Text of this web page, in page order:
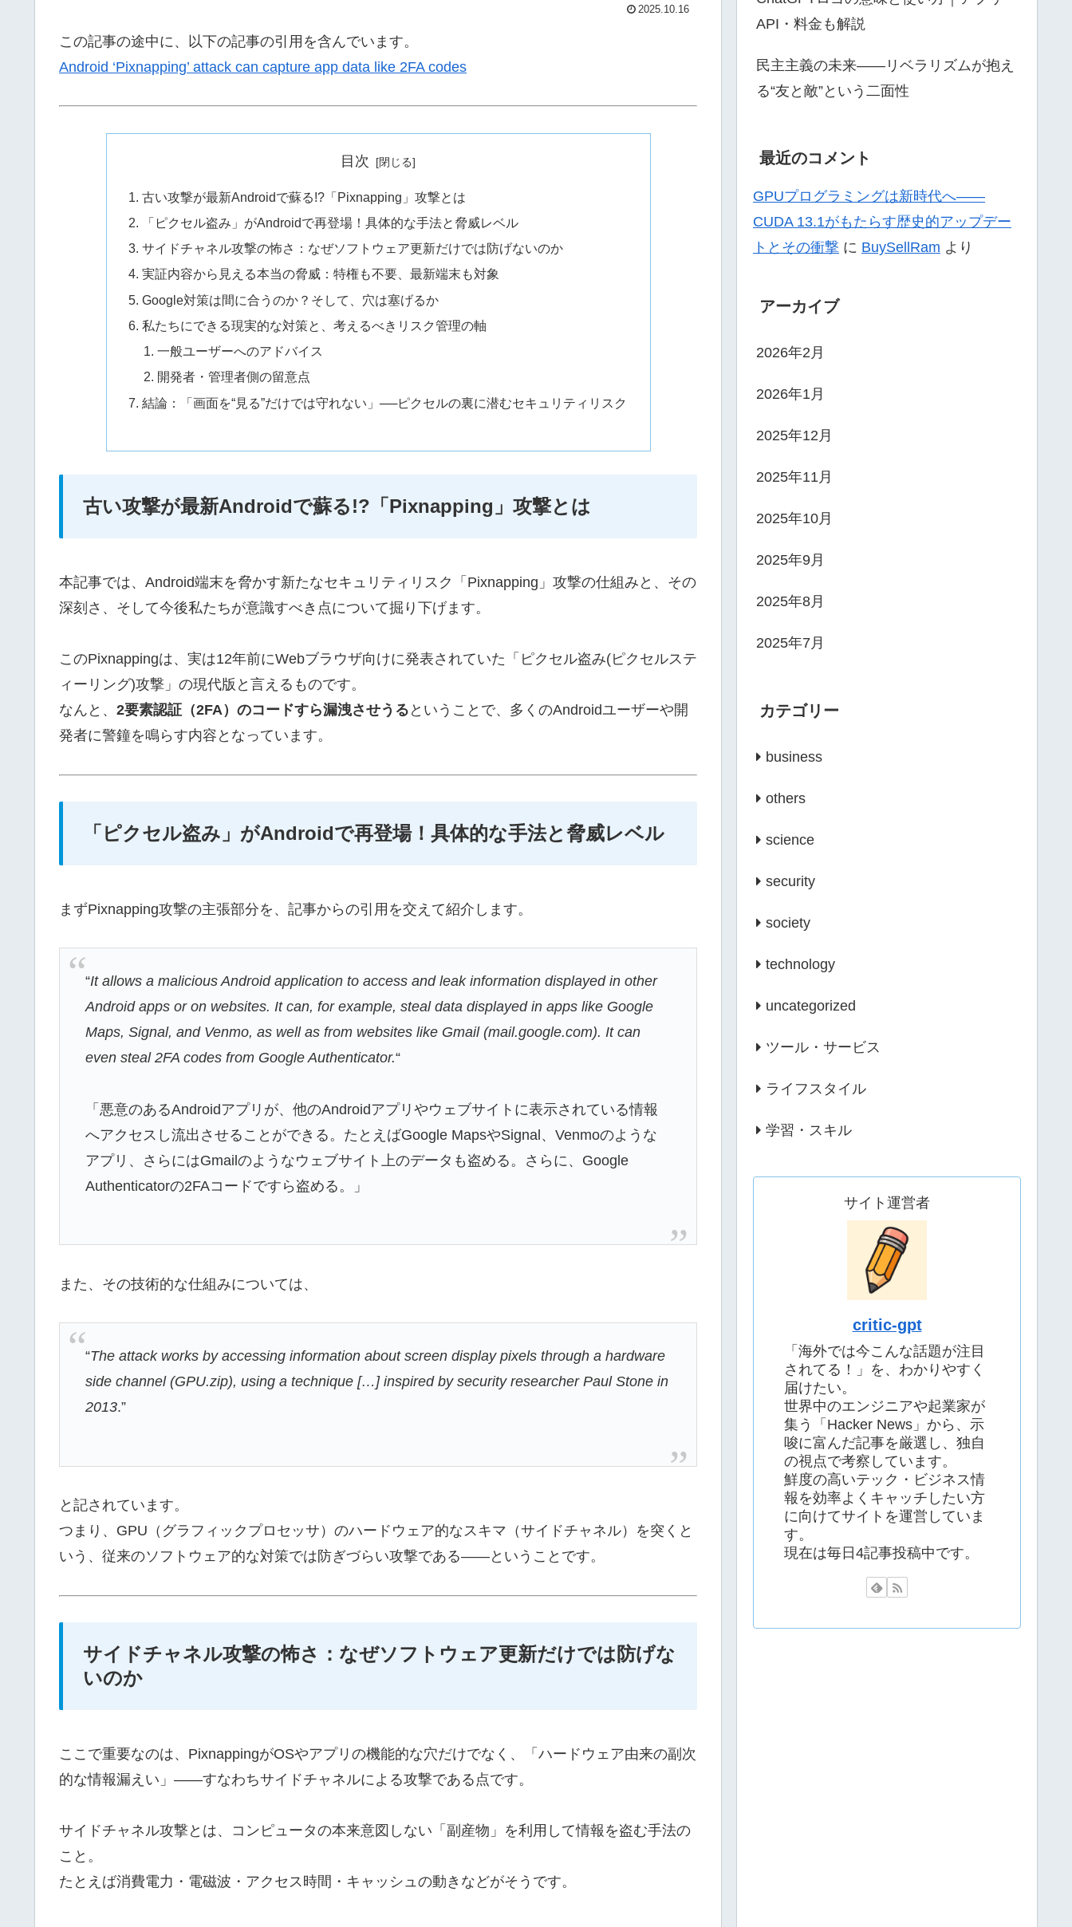
2025.10.16
この記事の途中に、以下の記事の引用を含んでいます。
Android ‘Pixnapping’ attack can capture app data like 2FA codes
目次
古い攻撃が最新Androidで蘇る!?「Pixnapping」攻撃とは
「ピクセル盗み」がAndroidで再登場！具体的な手法と脅威レベル
サイドチャネル攻撃の怖さ：なぜソフトウェア更新だけでは防げないのか
実証内容から見える本当の脅威：特権も不要、最新端末も対象
Google対策は間に合うのか？そして、穴は塞げるか
私たちにできる現実的な対策と、考えるべきリスク管理の軸
一般ユーザーへのアドバイス
開発者・管理者側の留意点
結論：「画面を“見る”だけでは守れない」──ピクセルの裏に潜むセキュリティリスク
古い攻撃が最新Androidで蘇る!?「Pixnapping」攻撃とは
本記事では、Android端末を脅かす新たなセキュリティリスク「Pixnapping」攻撃の仕組みと、その
深刻さ、そして今後私たちが意識すべき点について掘り下げます。
このPixnappingは、実は12年前にWebブラウザ向けに発表されていた「ピクセル盗み(ピクセルステ
ィーリング)攻撃」の現代版と言えるものです。
なんと、 2要素認証（2FA）のコードすら漏洩させうる ということで、多くのAndroidユーザーや開
発者に警鐘を鳴らす内容となっています。
「ピクセル盗み」がAndroidで再登場！具体的な手法と脅威レベル
まずPixnapping攻撃の主張部分を、記事からの引用を交えて紹介します。
“It allows a malicious Android application to access and leak information displayed in other
Android apps or on websites. It can, for example, steal data displayed in apps like Google
Maps, Signal, and Venmo, as well as from websites like Gmail (mail.google.com). It can
even steal 2FA codes from Google Authenticator.“
「悪意のあるAndroidアプリが、他のAndroidアプリやウェブサイトに表示されている情報
へアクセスし流出させることができる。たとえばGoogle MapsやSignal、Venmoのような
アプリ、さらにはGmailのようなウェブサイト上のデータも盗める。さらに、Google
Authenticatorの2FAコードですら盗める。」
また、その技術的な仕組みについては、
“The attack works by accessing information about screen display pixels through a hardware
side channel (GPU.zip), using a technique […] inspired by security researcher Paul Stone in
2013.”
と記されています。
つまり、GPU（グラフィックプロセッサ）のハードウェア的なスキマ（サイドチャネル）を突くと
いう、従来のソフトウェア的な対策では防ぎづらい攻撃である――ということです。
サイドチャネル攻撃の怖さ：なぜソフトウェア更新だけでは防げな
いのか
ここで重要なのは、PixnappingがOSやアプリの機能的な穴だけでなく、「ハードウェア由来の副次
的な情報漏えい」――すなわちサイドチャネルによる攻撃である点です。
サイドチャネル攻撃とは、コンピュータの本来意図しない「副産物」を利用して情報を盗む手法の
こと。
たとえば消費電力・電磁波・アクセス時間・キャッシュの動きなどがそうです。
API・料金も解説
民主主義の未来――リベラリズムが抱え
る“友と敵”という二面性
最近のコメント
GPUプログラミングは新時代へ——
CUDA 13.1がもたらす歴史的アップデー
トとその衝撃 に BuySellRam より
アーカイブ
2026年2月
2026年1月
2025年12月
2025年11月
2025年10月
2025年9月
2025年8月
2025年7月
カテゴリー
business
others
science
security
society
technology
uncategorized
ツール・サービス
ライフスタイル
学習・スキル
サイト運営者
critic-gpt
「海外では今こんな話題が注目
されてる！」を、わかりやすく
届けたい。
世界中のエンジニアや起業家が
集う「Hacker News」から、示
唆に富んだ記事を厳選し、独自
の視点で考察しています。
鮮度の高いテック・ビジネス情
報を効率よくキャッチしたい方
に向けてサイトを運営していま
す。
現在は毎日4記事投稿中です。